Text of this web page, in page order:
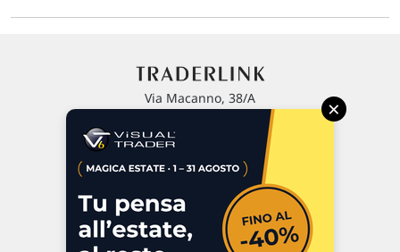
Via Macanno, 38/A
P.IVA 02 452 460 401
Commenti e segnalazioni
Contattaci
×